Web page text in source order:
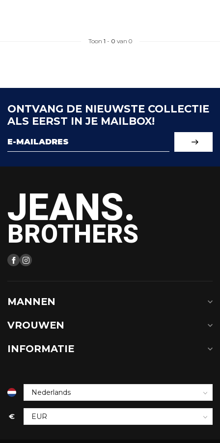
Toon 1 - 0 van 0
ONTVANG DE NIEUWSTE COLLECTIE
ALS EERST IN JE MAILBOX!
JEANS.
BROTHERS
MANNEN
VROUWEN
INFORMATIE
€